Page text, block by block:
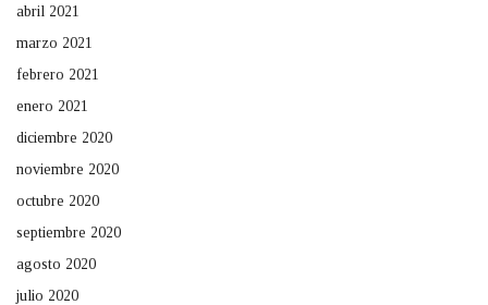
abril 2021
marzo 2021
febrero 2021
enero 2021
diciembre 2020
noviembre 2020
octubre 2020
septiembre 2020
agosto 2020
julio 2020